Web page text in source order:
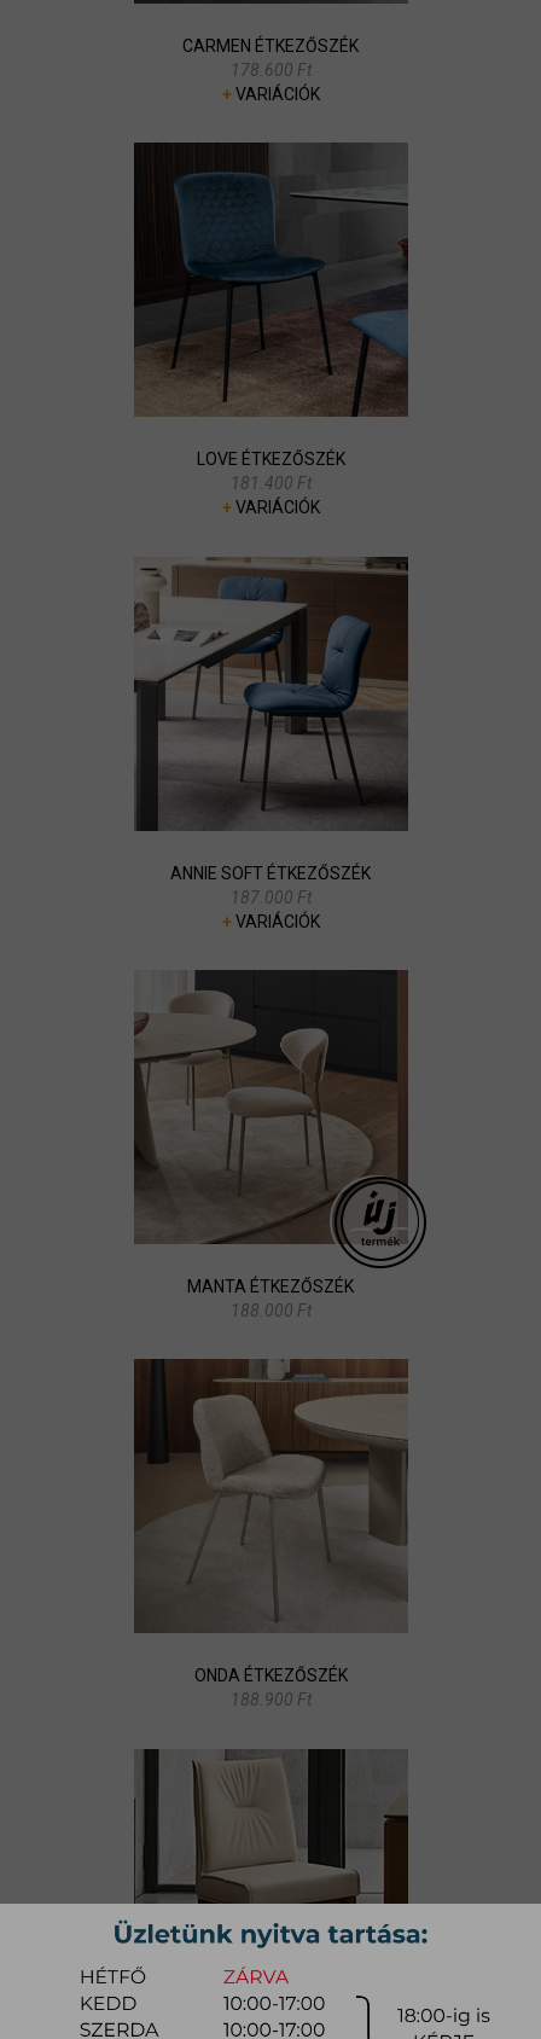
CARMEN ÉTKEZŐSZÉK
178.600 Ft
+VARIÁCIÓK
LOVE ÉTKEZŐSZÉK
181.400 Ft
+VARIÁCIÓK
ANNIE SOFT ÉTKEZŐSZÉK
187.000 Ft
+VARIÁCIÓK
MANTA ÉTKEZŐSZÉK
188.000 Ft
ONDA ÉTKEZŐSZÉK
188.900 Ft